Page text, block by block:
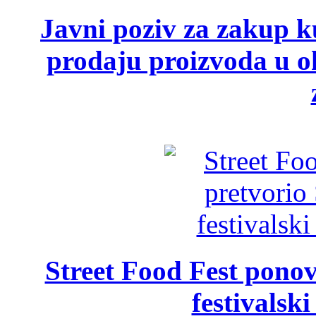
Javni poziv za zakup
prodaju proizvoda u
Street Food Fest